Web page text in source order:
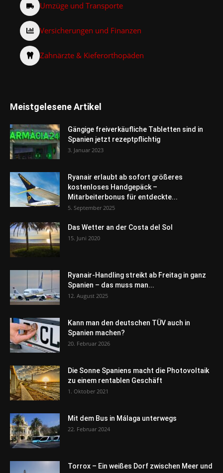
Umzüge und Transporte
Versicherungen und Finanzen
Zahnärzte & Kieferorthopäden
Meistgelesene Artikel
Gängige freiverkäufliche Tabletten sind in
Spanien jetzt rezeptpflichtig
3. Januar 2023
Ryanair erlaubt ab sofort größeres
kostenloses Handgepäck –
Mitarbeiterbonus für entdeckte...
5. September 2025
Das Wetter an der Costa del Sol
15. Juni 2020
Ryanair-Handling streikt ab Freitag in ganz
Spanien – das muss man...
12. August 2025
Kann man den deutschen TÜV auch in
Spanien machen?
20. Februar 2026
Die Sonne Spaniens macht die Photovoltaik
zu einem rentablen Geschäft
1. Oktober 2021
Mit dem Bus in Málaga unterwegs
22. Februar 2024
Torrox – Ein weißes Dorf zwischen Meer und